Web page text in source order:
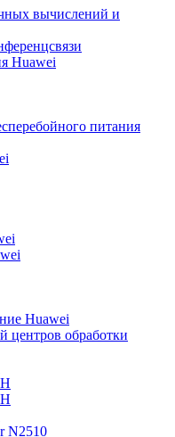
вычислений и
Huawei
питания
Huawei
центров обработки
N2510